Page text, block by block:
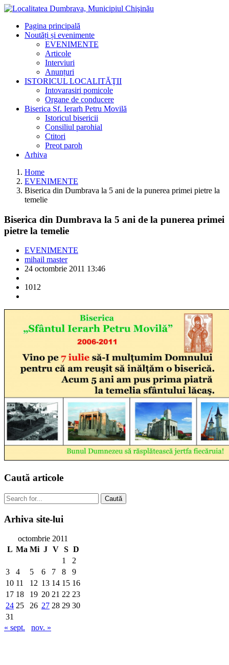
Pagina principală
Noutăți și evenimente
EVENIMENTE
Articole
Interviuri
Anunțuri
ISTORICUL LOCALITĂŢII
Intovarasiri pomicole
Organe de conducere
Biserica Sf. Ierarh Petru Movilă
Istoricul bisericii
Consiliul parohial
Ctitori
Preot paroh
Arhiva
Home
EVENIMENTE
Biserica din Dumbrava la 5 ani de la punerea primei pietre la
temelie
Biserica din Dumbrava la 5 ani de la punerea primei
pietre la temelie
EVENIMENTE
mihail master
24 octombrie 2011 13:46
1012
Caută articole
Caută
Arhiva site-lui
octombrie 2011
L Ma Mi J V S D
1
2
3
4 5 6 7 8
9
10 11 12 13 14 15 16
17 18 19 20 21 22 23
24 25 26 27 28 29 30
31
« sept.
nov. »